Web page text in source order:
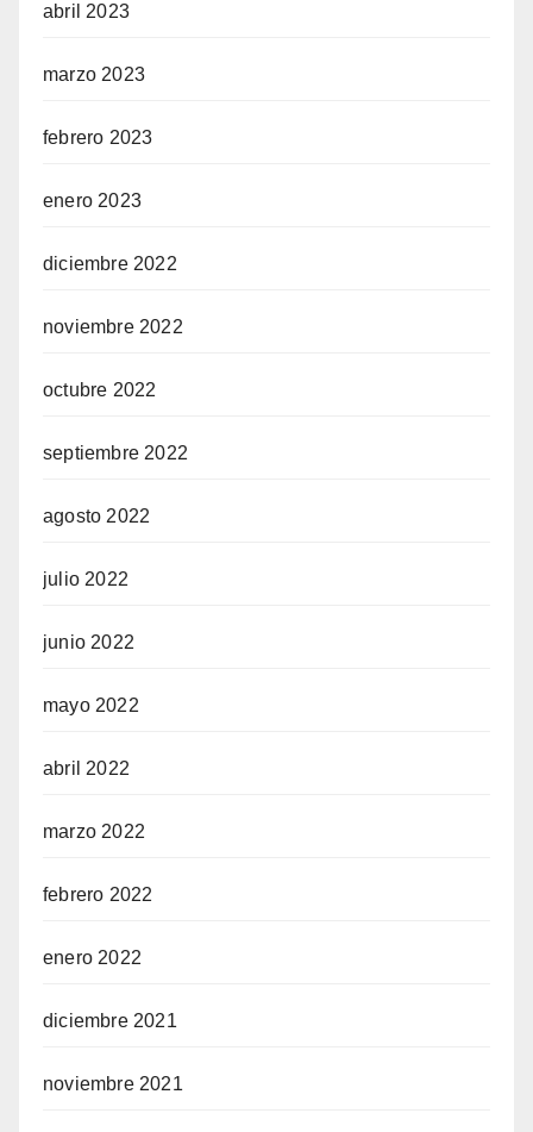
abril 2023
marzo 2023
febrero 2023
enero 2023
diciembre 2022
noviembre 2022
octubre 2022
septiembre 2022
agosto 2022
julio 2022
junio 2022
mayo 2022
abril 2022
marzo 2022
febrero 2022
enero 2022
diciembre 2021
noviembre 2021